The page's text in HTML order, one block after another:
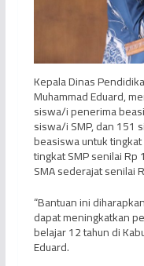
Kepala Dinas
Muhammad Eduard,
siswa/i penerima
siswa/i SMP, dan 151
beasiswa untuk
tingkat SMP senilai
SMA sederajat senilai
“Bantuan ini
dapat meningkatkan
belajar 12 tahun di
Eduard.